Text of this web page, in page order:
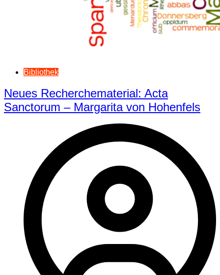
Bibliothek
Neues Recherchematerial: Acta
Sanctorum – Margarita von Hohenfels